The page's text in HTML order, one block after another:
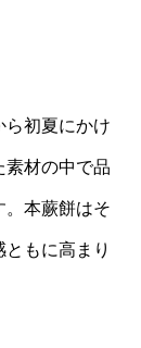
ら初夏にかけ
素材の中で品
。本蕨餅はそ
もに高まり